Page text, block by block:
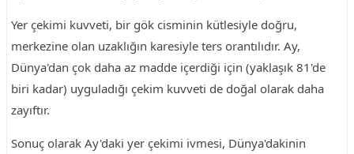
Yer çekimi kuvveti, bir gök cisminin kütlesiyle doğru,
merkezine olan uzaklığın karesiyle ters orantılıdır. Ay,
Dünya'dan çok daha az madde içerdiği için (yaklaşık 81'de
biri kadar) uyguladığı çekim kuvveti de doğal olarak daha
zayıftır.
Sonuç olarak Ay'daki yer çekimi ivmesi, Dünya'dakinin